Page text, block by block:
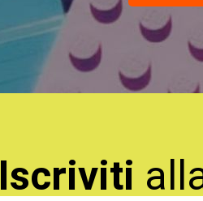
Iscriviti